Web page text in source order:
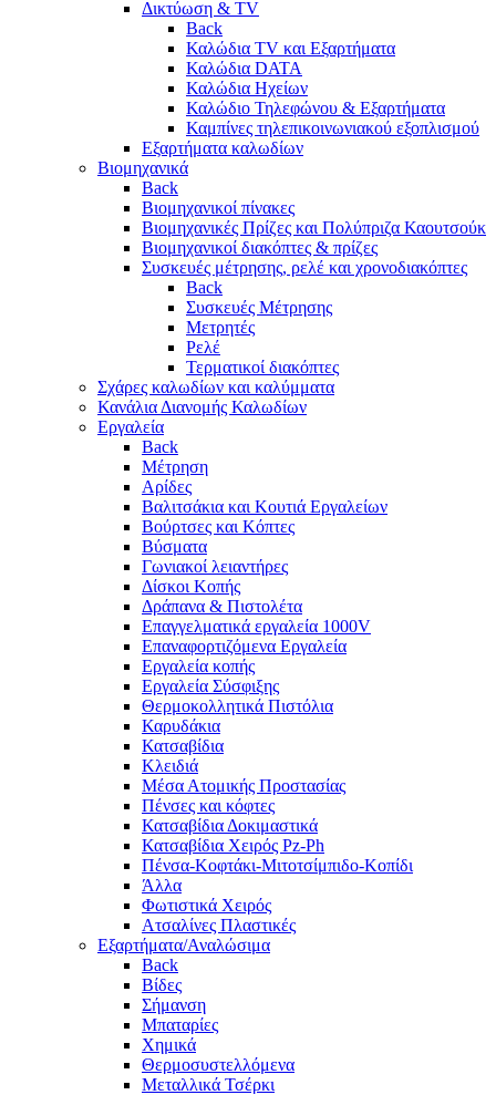
Δικτύωση & TV
Back
Καλώδια TV και Εξαρτήματα
Καλώδια DATA
Καλώδια Ηχείων
Καλώδιο Τηλεφώνου & Εξαρτήματα
Καμπίνες τηλεπικοινωνιακού εξοπλισμού
Eξαρτήματα καλωδίων
Βιομηχανικά
Back
Βιομηχανικοί πίνακες
Βιομηχανικές Πρίζες και Πολύπριζα Καουτσούκ
Βιομηχανικοί διακόπτες & πρίζες
Συσκευές μέτρησης, ρελέ και χρονοδιακόπτες
Back
Συσκευές Μέτρησης
Μετρητές
Ρελέ
Τερματικοί διακόπτες
Σχάρες καλωδίων και καλύμματα
Κανάλια Διανομής Καλωδίων
Εργαλεία
Back
Μέτρηση
Αρίδες
Βαλιτσάκια και Κουτιά Εργαλείων
Βούρτσες και Κόπτες
Βύσματα
Γωνιακοί λειαντήρες
Δίσκοι Κοπής
Δράπανα & Πιστολέτα
Επαγγελματικά εργαλεία 1000V
Επαναφορτιζόμενα Εργαλεία
Εργαλεία κοπής
Εργαλεία Σύσφιξης
Θερμοκολλητικά Πιστόλια
Καρυδάκια
Κατσαβίδια
Κλειδιά
Μέσα Ατομικής Προστασίας
Πένσες και κόφτες
Κατσαβίδια Δοκιμαστικά
Κατσαβίδια Χειρός Pz-Ph
Πένσα-Κοφτάκι-Μιτοτσίμπιδο-Κοπίδι
Άλλα
Φωτιστικά Χειρός
Ατσαλίνες Πλαστικές
Εξαρτήματα/Αναλώσιμα
Back
Βίδες
Σήμανση
Μπαταρίες
Χημικά
Θερμοσυστελλόμενα
Μεταλλικά Τσέρκι